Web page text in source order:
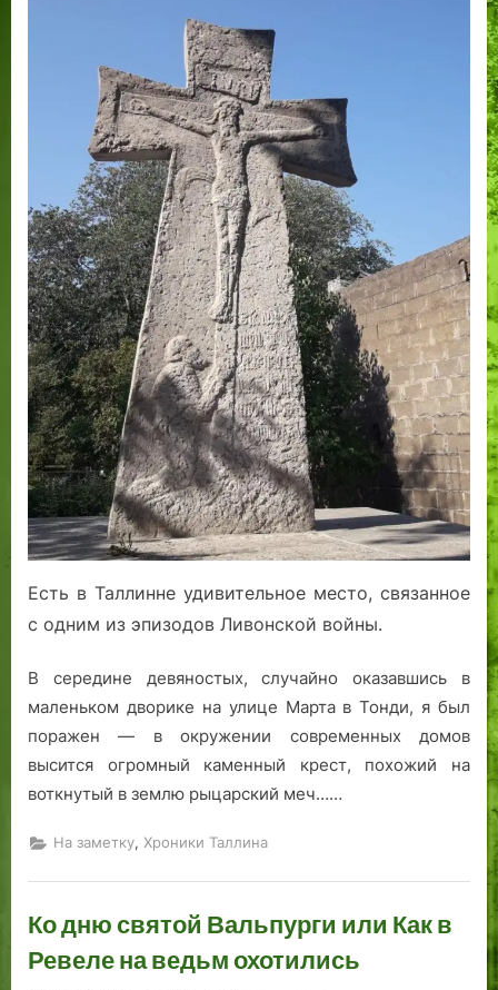
Таллине
Есть в Таллинне удивительное место, связанное
с одним из эпизодов Ливонской войны.
В середине девяностых, случайно оказавшись в
маленьком дворике на улице Марта в Тонди, я был
поражен — в окружении современных домов
высится огромный каменный крест, похожий на
воткнутый в землю рыцарский меч……
На заметку, Хроники Таллина
Ко дню святой Вальпурги или Как в
Ревеле на ведьм охотились